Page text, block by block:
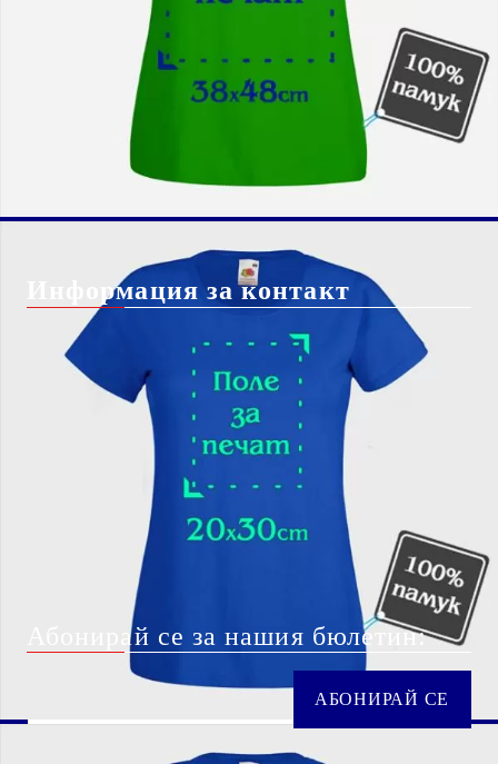
Чести Въпроси
Регистрация
Shutterstock изображение
безплатно*
Информация за контакт
info@giftbg.com
0884 22 38 56
Абонирай се за нашия бюлетин: